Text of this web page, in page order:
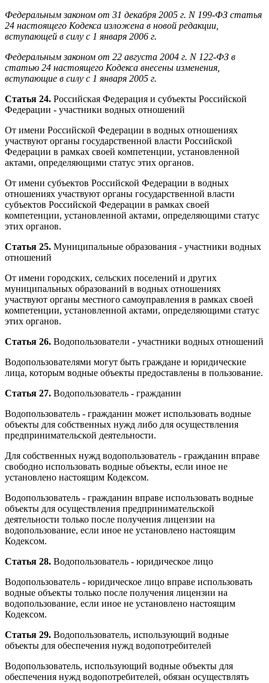
Федеральным законом от 31 декабря 2005 г. N 199-ФЗ статья
24 настоящего Кодекса изложена в новой редакции,
вступающей в силу с 1 января 2006 г.
Федеральным законом от 22 августа 2004 г. N 122-ФЗ в
статью 24 настоящего Кодекса внесены изменения,
вступающие в силу с 1 января 2005 г.
Статья 24. Российская Федерация и субъекты Российской
Федерации - участники водных отношений
От имени Российской Федерации в водных отношениях
участвуют органы государственной власти Российской
Федерации в рамках своей компетенции, установленной
актами, определяющими статус этих органов.
От имени субъектов Российской Федерации в водных
отношениях участвуют органы государственной власти
субъектов Российской Федерации в рамках своей
компетенции, установленной актами, определяющими статус
этих органов.
Статья 25. Муниципальные образования - участники водных
отношений
От имени городских, сельских поселений и других
муниципальных образований в водных отношениях
участвуют органы местного самоуправления в рамках своей
компетенции, установленной актами, определяющими статус
этих органов.
Статья 26. Водопользователи - участники водных отношений
Водопользователями могут быть граждане и юридические
лица, которым водные объекты предоставлены в пользование.
Статья 27. Водопользователь - гражданин
Водопользователь - гражданин может использовать водные
объекты для собственных нужд либо для осуществления
предпринимательской деятельности.
Для собственных нужд водопользователь - гражданин вправе
свободно использовать водные объекты, если иное не
установлено настоящим Кодексом.
Водопользователь - гражданин вправе использовать водные
объекты для осуществления предпринимательской
деятельности только после получения лицензии на
водопользование, если иное не установлено настоящим
Кодексом.
Статья 28. Водопользователь - юридическое лицо
Водопользователь - юридическое лицо вправе использовать
водные объекты только после получения лицензии на
водопользование, если иное не установлено настоящим
Кодексом.
Статья 29. Водопользователь, использующий водные
объекты для обеспечения нужд водопотребителей
Водопользователь, использующий водные объекты для
обеспечения нужд водопотребителей, обязан осуществлять